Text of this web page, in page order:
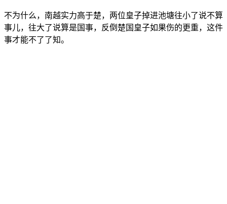
不为什么，南越实力高于楚，两位皇子掉进池塘往小了说不算
事儿，往大了说算是国事，反倒楚国皇子如果伤的更重，这件
事才能不了了知。